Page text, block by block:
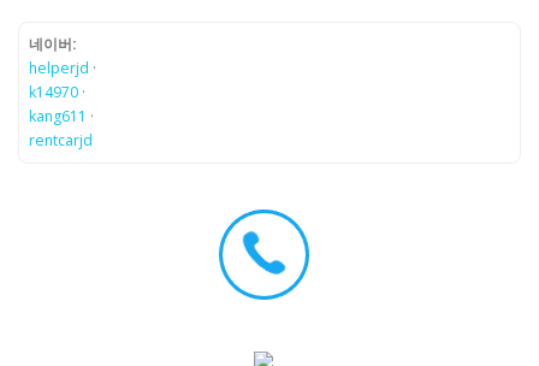
네이버:
helperjd ·
k14970 ·
kang611 ·
rentcarjd